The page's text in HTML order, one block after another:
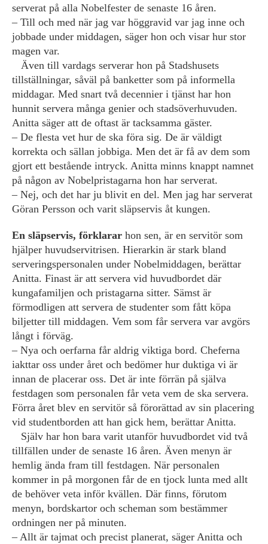
serverat på alla Nobelfester de senaste 16 åren.
– Till och med när jag var höggravid var jag inne och
jobbade under middagen, säger hon och visar hur stor
magen var.
Även till vardags serverar hon på Stadshusets
tillställningar, såväl på banketter som på informella
middagar. Med snart två decennier i tjänst har hon
hunnit servera många genier och stadsöverhuvuden.
Anitta säger att de oftast är tacksamma gäster.
– De flesta vet hur de ska föra sig. De är väldigt
korrekta och sällan jobbiga. Men det är få av dem som
gjort ett bestående intryck. Anitta minns knappt namnet
på någon av Nobelpristagarna hon har serverat.
– Nej, och det har ju blivit en del. Men jag har serverat
Göran Persson och varit släpservis åt kungen.
En släpservis, förklarar hon sen, är en servitör som
hjälper huvudservitrisen. Hierarkin är stark bland
serveringspersonalen under Nobelmiddagen, berättar
Anitta. Finast är att servera vid huvudbordet där
kungafamiljen och pristagarna sitter. Sämst är
förmodligen att servera de studenter som fått köpa
biljetter till middagen. Vem som får servera var avgörs
långt i förväg.
– Nya och oerfarna får aldrig viktiga bord. Cheferna
iakttar oss under året och bedömer hur duktiga vi är
innan de placerar oss. Det är inte förrän på själva
festdagen som personalen får veta vem de ska servera.
Förra året blev en servitör så förorättad av sin placering
vid studentborden att han gick hem, berättar Anitta.
Själv har hon bara varit utanför huvudbordet vid två
tillfällen under de senaste 16 åren. Även menyn är
hemlig ända fram till festdagen. När personalen
kommer in på morgonen får de en tjock lunta med allt
de behöver veta inför kvällen. Där finns, förutom
menyn, bordskartor och scheman som bestämmer
ordningen ner på minuten.
– Allt är tajmat och precist planerat, säger Anitta och